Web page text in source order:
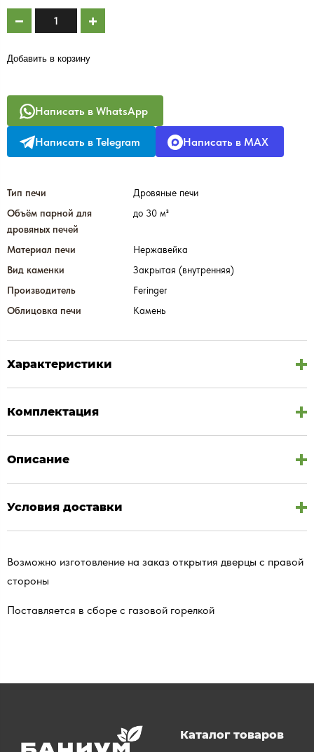
Добавить в корзину
Написать в WhatsApp
Написать в Telegram Написать в MAX
Тип печи
Дровяные печи
Объём парной для
дровяных печей
до 30 м³
Материал печи
Нержавейка
Вид каменки
Закрытая (внутренняя)
Производитель
Feringer
Облицовка печи
Камень
Характеристики
Комплектация
Описание
Условия доставки
Возможно изготовление на заказ открытия дверцы с правой
стороны
Поставляется в сборе с газовой горелкой
Каталог товаров